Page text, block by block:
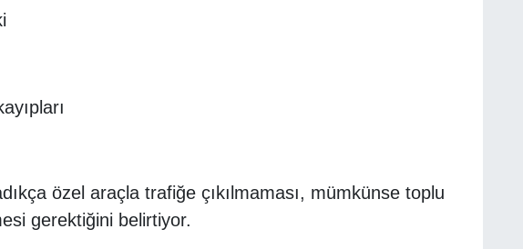
özel araçla trafiğe çıkılmaması, mümkünse toplu
gerektiğini belirtiyor.